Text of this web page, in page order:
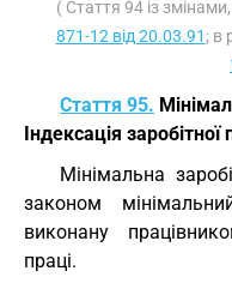
( Стаття 94 із
871-12 від 20.03.91 ; в
Стаття 95.
Індексація заробітної
Мінімальна
законом
виконану
праці.